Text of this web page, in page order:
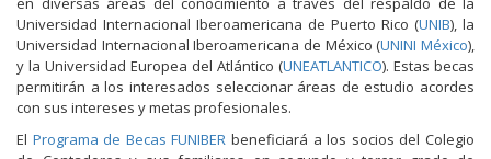
Universidad Internacional Iberoamericana de Puerto Rico (UNIB), la
Universidad Internacional Iberoamericana de México (UNINI México),
y la Universidad Europea del Atlántico (UNEATLANTICO). Estas becas
permitirán a los interesados seleccionar áreas de estudio acordes
con sus intereses y metas profesionales.
El Programa de Becas FUNIBER beneficiará a los socios del Colegio